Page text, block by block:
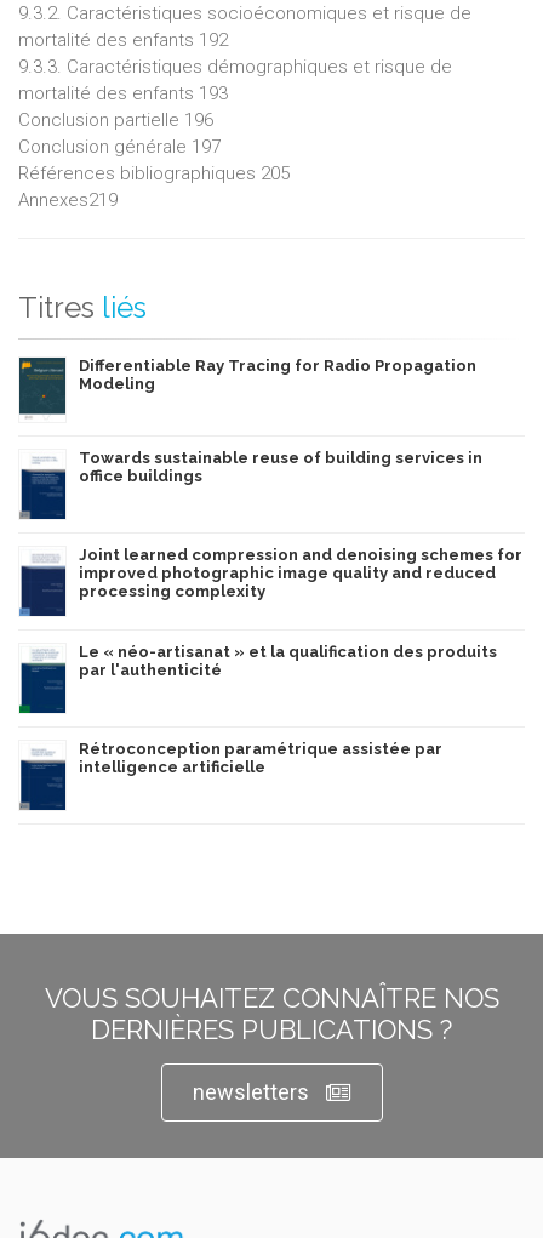
9.3.2. Caractéristiques socioéconomiques et risque de
mortalité des enfants 192
9.3.3. Caractéristiques démographiques et risque de
mortalité des enfants 193
Conclusion partielle 196
Conclusion générale 197
Références bibliographiques 205
Annexes219
Titres liés
Differentiable Ray Tracing for Radio Propagation
Modeling
Towards sustainable reuse of building services in
office buildings
Joint learned compression and denoising schemes for
improved photographic image quality and reduced
processing complexity
Le « néo-artisanat » et la qualification des produits
par l'authenticité
Rétroconception paramétrique assistée par
intelligence artificielle
VOUS SOUHAITEZ CONNAÎTRE NOS
DERNIÈRES PUBLICATIONS ?
newsletters